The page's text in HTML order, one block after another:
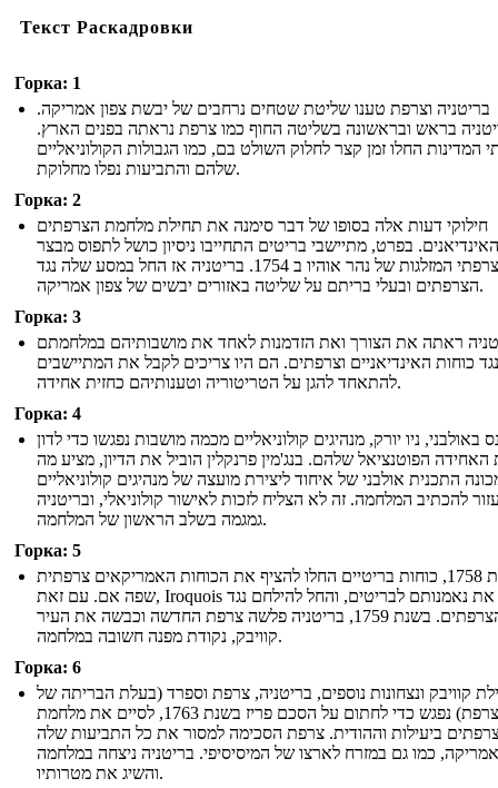
Текст Раскадровки
Горка: 1
בריטניה וצרפת טענו שליטת שטחים נרחבים של יבשת צפון אמריקה.
בראש ובראשונה בשליטה החוף כמו צרפת נראתה בפנים הארץ.
המדינות החלו זמן קצר לחלוק השולט בם, כמו הגבולות הקולוניאליים
שלהם והתביעות נפלו מחלוקת.
Горка: 2
חילוקי דעות אלה בסופו של דבר סימנה את תחילת מלחמת הצרפתים
בפרט, מתיישבי בריטים התחייבו ניסיון כושל לתפוס מבצר
צרפתי המזלגות של נהר אוהיו ב 1754. בריטניה אז החל במסע שלה נגד
הצרפתים ובעלי בריתם על שליטה באזורים יבשים של צפון אמריקה.
Горка: 3
ראתה את הצורך ואת הזדמנות לאחד את מושבותיהם במלחמתם
נגד כוחות האינדיאניים וצרפתים. הם היו צריכים לקבל את המתיישבים
להתאחד להגן על הטריטוריה וטענותיהם כחזית אחידה.
Горка: 4
באולבני, ניו יורק, מנהיגים קולוניאליים מכמה מושבות נפגשו כדי לדון
האחידה הפוטנציאל שלהם. בנג'מין פרנקלין הוביל את הדיון, מציע מה
התכנית אולבני של איחוד ליצירת מועצה של מנהיגים קולוניאליים
להכתיב המלחמה. זה לא הצליח לזכות לאישור קולוניאלי, ובריטניה
גמגמה בשלב הראשון של המלחמה.
Горка: 5
בשנת 1758, כוחות בריטיים החלו להציף את הכוחות האמריקאים צרפתית
שפה אם. עם זאת, Iroquois החליף את נאמנותם לבריטים, והחל להילחם נגד
הצרפתים. בשנת 1759, בריטניה פלשה צרפת החדשה וכבשה את העיר
קוויבק, נקודת מפנה חשובה במלחמה.
Горка: 6
קוויבק ונצחונות נוספים, בריטניה, צרפת וספרד (בעלת הבריתה של
צרפת) נפגש כדי לחתום על הסכם פריז בשנת 1763, לסיים את מלחמת
ביעילות וההודית. צרפת הסכימה למסור את כל התביעות שלה
אמריקה, כמו גם במזרח לארצו של המיסיסיפי. בריטניה ניצחה במלחמה
והשיג את מטרותיו.